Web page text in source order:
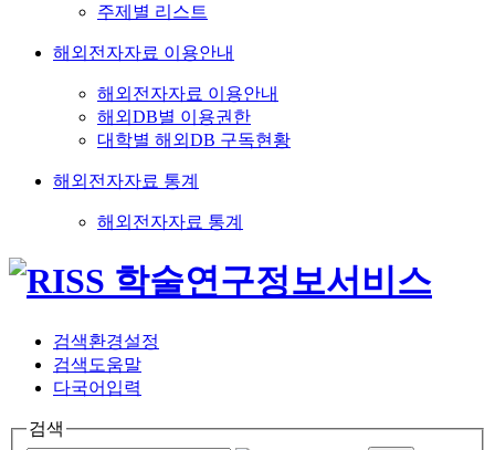
주제별 리스트
해외전자자료 이용안내
해외전자자료 이용안내
해외DB별 이용권한
대학별 해외DB 구독현황
해외전자자료 통계
해외전자자료 통계
검색환경설정
검색도움말
다국어입력
검색